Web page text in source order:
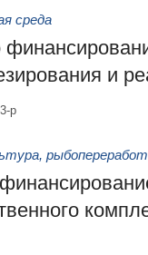
среда
и
р